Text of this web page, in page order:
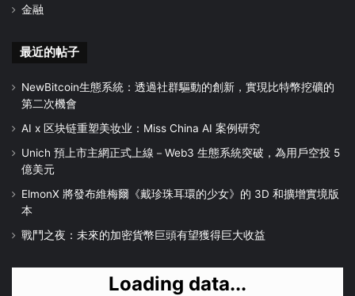
金融
最近的帖子
NewBitcoin生態系統：透過社群驅動的創新，實現比特幣挖礦的
第二次機會
AI x 区块链重塑美妆业：Miss China AI 案例研究
Unich 預上市主網正式上線－Web3 生態系統突破，為用戶空投 5
億美元
ElmonX 將發布維梅爾《戴珍珠耳環的少女》的 3D 和擴增實境版
本
戰鬥之夜：未來的加密貨幣巨頭有望獲得巨大收益
Loading data...